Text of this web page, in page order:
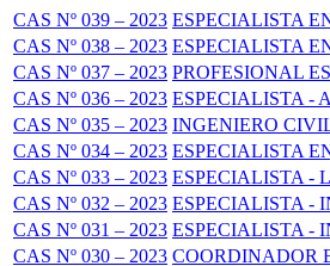
CAS Nº 039 – 2023 ESPECIALISTA
CAS Nº 038 – 2023 ESPECIALISTA
CAS Nº 037 – 2023 PROFESIONAL
CAS Nº 036 – 2023 ESPECIALISTA -
CAS Nº 035 – 2023 INGENIERO
CAS Nº 034 – 2023 ESPECIALISTA
CAS Nº 033 – 2023 ESPECIALISTA -
CAS Nº 032 – 2023 ESPECIALISTA -
CAS Nº 031 – 2023 ESPECIALISTA -
CAS Nº 030 – 2023 COORDINADOR